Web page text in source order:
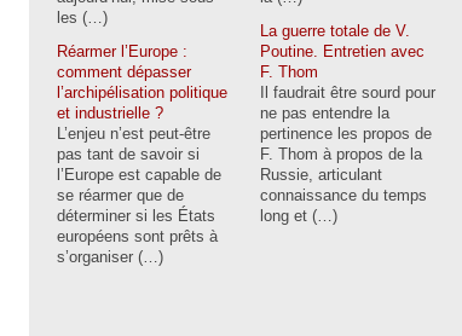
les (…)
Réarmer l’Europe :
comment dépasser
l’archipélisation politique
et industrielle ?
L’enjeu n’est peut-être
pas tant de savoir si
l’Europe est capable de
se réarmer que de
déterminer si les États
européens sont prêts à
s’organiser (…)
La guerre totale de V.
Poutine. Entretien avec
F. Thom
Il faudrait être sourd pour
ne pas entendre la
pertinence les propos de
F. Thom à propos de la
Russie, articulant
connaissance du temps
long et (…)